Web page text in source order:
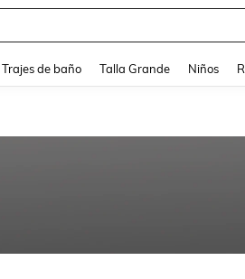
Trajes de baño Talla Grande Niños